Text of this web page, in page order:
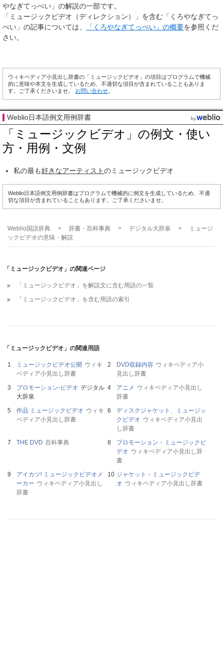
やなぎてっぺい」の解説の一部です。
「ミュージックビデオ（ディレクション）」を含む「くろやなぎてっ
ぺい」の記事については、
「くろやなぎてっぺい」の概要を参照くだ
さい。
ウィキペディア小見出し辞書の「ミュージックビデオ」の項目はプログラムで機械
的に意味や本文を生成しているため、不適切な項目が含まれていることもありま
す。ご了承くださいませ。 お問い合わせ
Weblio日本語例文用例辞書
「ミュージックビデオ」の例文・使い
方・用例・文例
私の最も好きなアーティストのミュージックビデオ
Weblio日本語例文用例辞書はプログラムで機械的に例文を生成しているため、不適
切な項目が含まれていることもあります。ご了承くださいませ。
Weblio国語辞典 > 辞書・百科事典 > デジタル大辞泉 >
ミュージ
ックビデオの意味・解説
「ミュージックビデオ」の関連ページ
「ミュージックビデオ」を解説文に含む用語の一覧
「ミュージックビデオ」を含む用語の索引
「ミュージックビデオ」の関連用語
ミュージックビデオ公開 ウィキ
ペディア小見出し辞書
DVD収録内容 ウィキペディア小
見出し辞書
プロモーション‐ビデオ デジタル
大辞泉
アニメ ウィキペディア小見出し
辞書
作品 ミュージックビデオ ウィキ
ペディア小見出し辞書
ディスクジャケット、ミュージッ
クビデオ ウィキペディア小見出
し辞書
THE DVD 百科事典
プロモーション・ミュージックビ
デオ ウィキペディア小見出し辞
書
アイカツ! ミュージックビデオメ
ーカー ウィキペディア小見出し
辞書
ジャケット・ミュージックビデ
オ ウィキペディア小見出し辞書